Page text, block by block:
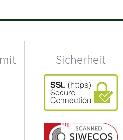
Sicherheit